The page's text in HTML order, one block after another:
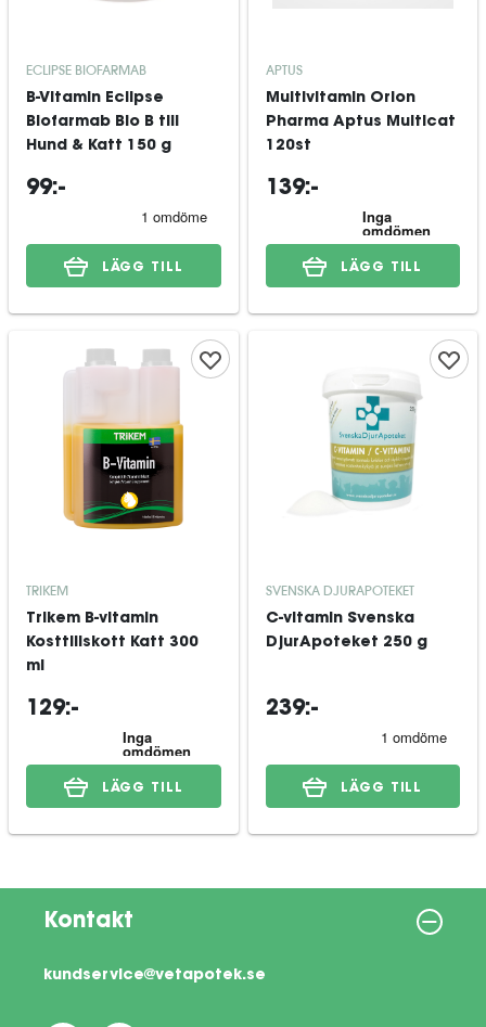
ECLIPSE BIOFARMAB
B-Vitamin Eclipse
Biofarmab Bio B till
Hund & Katt 150 g
99:-
LÄGG TILL
APTUS
Multivitamin Orion
Pharma Aptus Multicat
120st
139:-
LÄGG TILL
TRIKEM
Trikem B-vitamin
Kosttillskott Katt 300
ml
129:-
LÄGG TILL
SVENSKA DJURAPOTEKET
C-vitamin Svenska
DjurApoteket 250 g
239:-
LÄGG TILL
Kontakt
kundservice@vetapotek.se